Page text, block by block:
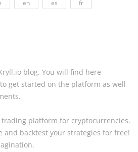
en es
fr
blog. You will find here
to get started on the platform as well
platform for cryptocurrencies.
and backtest your strategies for free!